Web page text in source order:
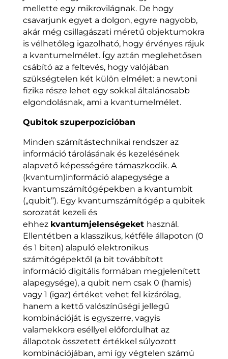
mellette egy mikrovilágnak. De hogy
csavarjunk egyet a dolgon, egyre nagyobb,
akár még csillagászati méretű objektumokra
is vélhetőleg igazolható, hogy érvényes rájuk
a kvantumelmélet. Így aztán meglehetősen
csábító az a feltevés, hogy valójában
szükségtelen két külön elmélet: a newtoni
fizika része lehet egy sokkal általánosabb
elgondolásnak, ami a kvantumelmélet.
Qubitok szuperpozícióban
Minden számítástechnikai rendszer az
információ tárolásának és kezelésének
alapvető képességére támaszkodik. A
(kvantum)információ alapegysége a
kvantumszámítógépekben a kvantumbit
(„qubit”). Egy kvantumszámítógép a qubitek
sorozatát kezeli és
ehhez kvantumjelenségeket használ.
Ellentétben a klasszikus, kétféle állapoton (0
és 1 biten) alapuló elektronikus
számítógépektől (a bit továbbított
információ digitális formában megjelenített
alapegysége), a qubit nem csak 0 (hamis)
vagy 1 (igaz) értéket vehet fel kizárólag,
hanem a kettő valószínűségi jellegű
kombinációját is egyszerre, vagyis
valamekkora eséllyel előfordulhat az
állapotok összetett értékkel súlyozott
kombinációjában, ami így végtelen számú